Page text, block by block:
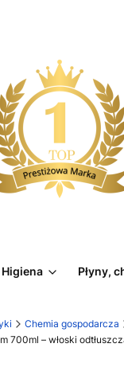
Higiena Płyny,
Chemia gospodarcza
700ml – włoski